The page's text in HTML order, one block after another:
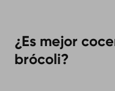
¿Es mejor
brócoli?